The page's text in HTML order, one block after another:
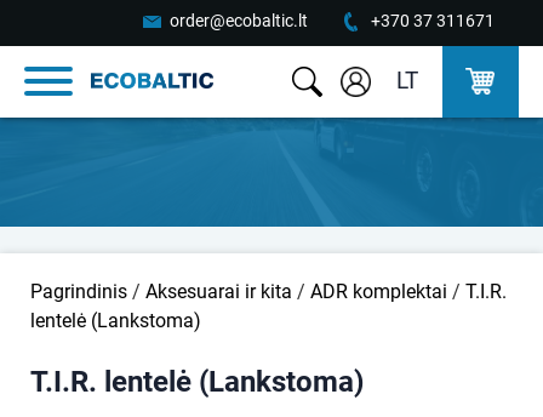
order@ecobaltic.lt +370 37 311671
LT
Pagrindinis / Aksesuarai ir kita / ADR komplektai / T.I.R.
lentelė (Lankstoma)
T.I.R. lentelė (Lankstoma)